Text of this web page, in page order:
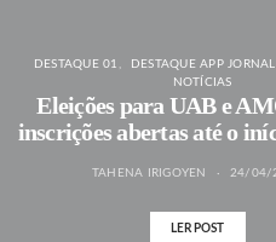
DESTAQUE 01 DESTAQUE APP
NOTÍCIAS
Eleições para UAB e
inscrições abertas até o
TAHENA IRIGOYEN 24/04/
LER POST